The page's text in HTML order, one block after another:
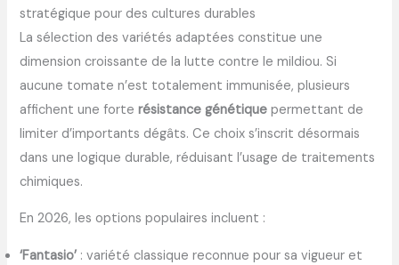
stratégique pour des cultures durables
La sélection des variétés adaptées constitue une
dimension croissante de la lutte contre le mildiou. Si
aucune tomate n’est totalement immunisée, plusieurs
affichent une forterésistance génétique permettant de
limiter d’importants dégâts. Ce choix s’inscrit désormais
dans une logique durable, réduisant l’usage de traitements
chimiques.
En 2026, les options populaires incluent :
‘Fantasio’ : variété classique reconnue pour sa vigueur et